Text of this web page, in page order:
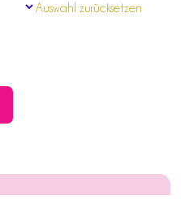
Auswahl zurücksetzen